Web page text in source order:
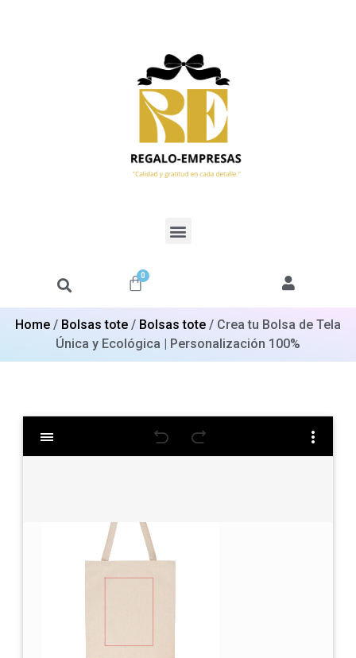
0
Home / Bolsas tote / Bolsas tote / Crea tu Bolsa de Tela
Única y Ecológica | Personalización 100%